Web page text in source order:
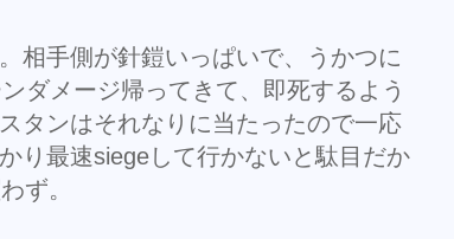
相手側が針鎧いっぱいで、うかつに
ダメージ帰ってきて、即死するよう
タンはそれなりに当たったので一応
り最速siegeして行かないと駄目だか
ず。